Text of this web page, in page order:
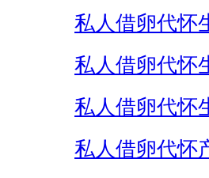
私人借卵代怀
私人借卵代怀
私人借卵代怀
私人借卵代怀